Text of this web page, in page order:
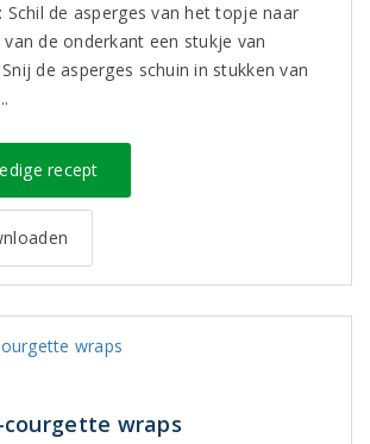
Schil de asperges van het topje naar
de onderkant een stukje van
de asperges schuin in stukken van
recept
wraps